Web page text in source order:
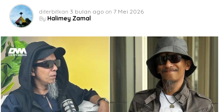
diterbitkan 3 bulan ago on 7 Mei 2026
By Halimey Zamal